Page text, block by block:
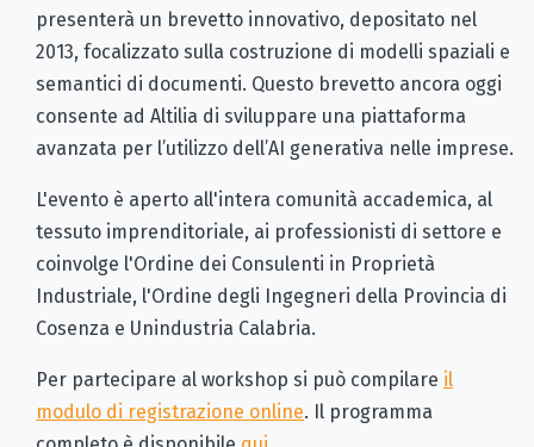
presenterà un brevetto innovativo, depositato nel
2013, focalizzato sulla costruzione di modelli spaziali e
semantici di documenti. Questo brevetto ancora oggi
consente ad Altilia di sviluppare una piattaforma
avanzata per l’utilizzo dell’AI generativa nelle imprese.
L'evento è aperto all'intera comunità accademica, al
tessuto imprenditoriale, ai professionisti di settore e
coinvolge l'Ordine dei Consulenti in Proprietà
Industriale, l'Ordine degli Ingegneri della Provincia di
Cosenza e Unindustria Calabria.
Per partecipare al workshop si può compilare il
modulo di registrazione online. Il programma